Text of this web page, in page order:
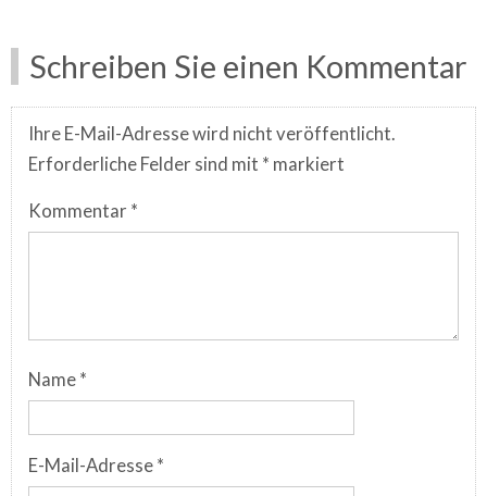
Schreiben Sie einen Kommentar
Ihre E-Mail-Adresse wird nicht veröffentlicht.
Erforderliche Felder sind mit * markiert
Kommentar *
Name *
E-Mail-Adresse *